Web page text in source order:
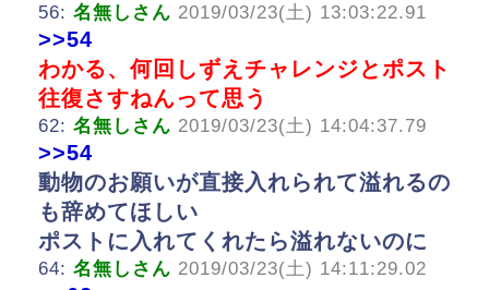
56: 名無しさん 2019/03/23(土) 13:03:22.91
>>54
わかる、何回しずえチャレンジとポスト
往復さすねんって思う
62: 名無しさん 2019/03/23(土) 14:04:37.79
>>54
動物のお願いが直接入れられて溢れるの
も辞めてほしい
ポストに入れてくれたら溢れないのに
64: 名無しさん 2019/03/23(土) 14:11:29.02